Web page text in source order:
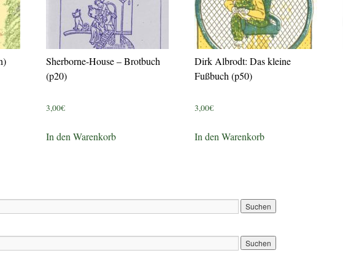
Sherborne-House – Brotbuch
(p20)
3,00€
In den Warenkorb
Dirk Albrodt: Das kleine
Fußbuch (p50)
3,00€
In den Warenkorb